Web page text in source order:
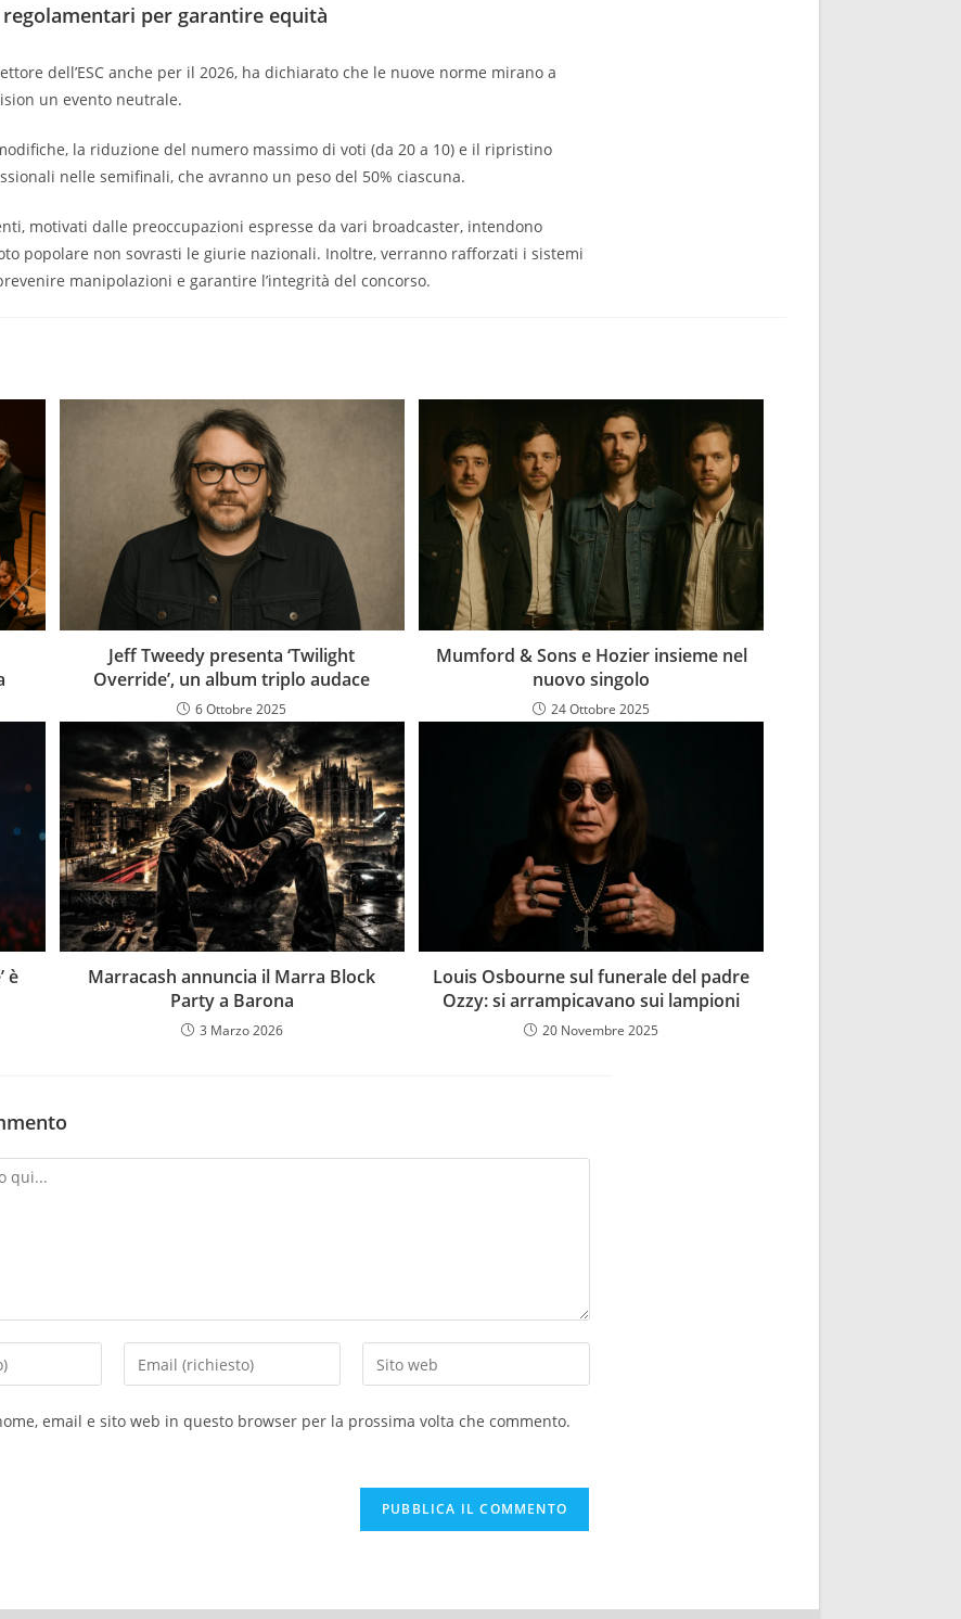
per garantire equità
dell’ESC anche per il 2026, ha dichiarato che le nuove norme mirano a
un evento neutrale.
la riduzione del numero massimo di voti (da 20 a 10) e il ripristino
nelle semifinali, che avranno un peso del 50% ciascuna.
motivati dalle preoccupazioni espresse da vari broadcaster, intendono
popolare non sovrasti le giurie nazionali. Inoltre, verranno rafforzati i sistemi
manipolazioni e garantire l’integrità del concorso.
Jeff Tweedy presenta ‘Twilight
Override’, un album triplo audace
6 Ottobre 2025
Mumford & Sons e Hozier insieme nel
nuovo singolo
24 Ottobre 2025
è
Marracash annuncia il Marra Block
Party a Barona
3 Marzo 2026
Louis Osbourne sul funerale del padre
Ozzy: si arrampicavano sui lampioni
20 Novembre 2025
email e sito web in questo browser per la prossima volta che commento.